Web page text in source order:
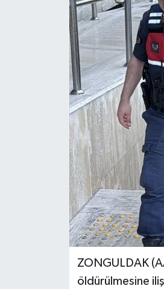
ZONGULDAK
öldürülmesine
ÖZEL HABER
RÖPORTAJLAR
SAĞLIK
SİYASET
GÜNCEL